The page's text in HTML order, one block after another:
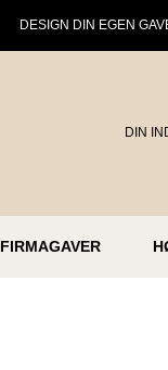
DESIGN DIN EGEN
DIN
FIRMAGAVER